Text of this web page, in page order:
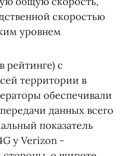
скоростью
уровнем
рейтинге) с
территории в
обеспечивали
данных всего
показатель
у Verizon -